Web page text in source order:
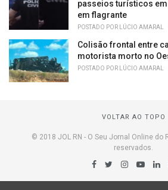
passeios turísticos
em flagrante
POSTADO POR LÚCIO AMARAL
Colisão frontal entre
motorista morto no
POSTADO POR LÚCIO AMARAL
VOLTAR AO TOPO
© 2018 JOL RN - O Seu Jornal Online do
reservados.